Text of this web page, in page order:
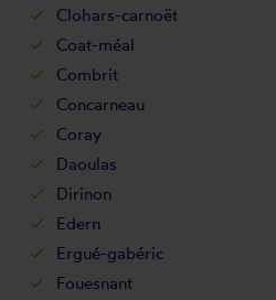
Clohars-carnoët
Coat-méal
Combrit
Concarneau
Coray
Daoulas
Dirinon
Edern
Ergué-gabéric
Fouesnant